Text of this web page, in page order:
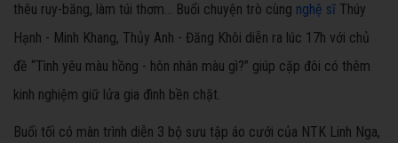
thêu ruy-băng, làm túi thơm... Buổi chuyện trò cùng nghệ sĩ Thúy
Hạnh - Minh Khang, Thủy Anh - Đăng Khôi diễn ra lúc 17h với chủ
đề “Tình yêu màu hồng - hôn nhân màu gì?” giúp cặp đôi có thêm
kinh nghiệm giữ lửa gia đình bền chặt.
Buổi tối có màn trình diễn 3 bộ sưu tập áo cưới của NTK Linh Nga,